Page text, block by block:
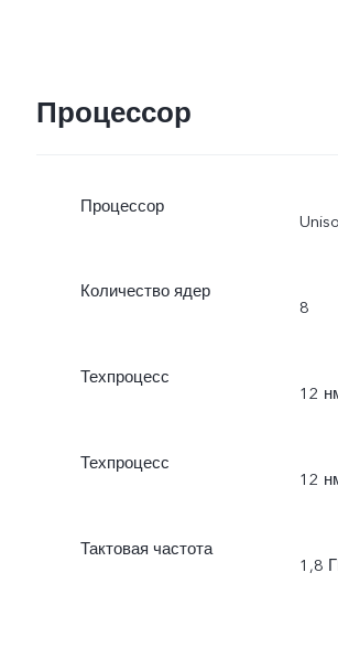
Процессор
Процессор
Количество ядер
8
Техпроцесс
12
Техпроцесс
12
Тактовая частота
1,8